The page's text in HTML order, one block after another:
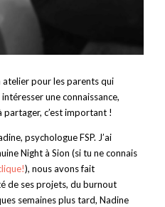
atelier pour les parents qui
une connaissance,
partager, c’est important !
psychologue FSP. J’ai
Night à Sion (si tu ne connais
), nous avons fait
de ses projets, du burnout
semaines plus tard, Nadine